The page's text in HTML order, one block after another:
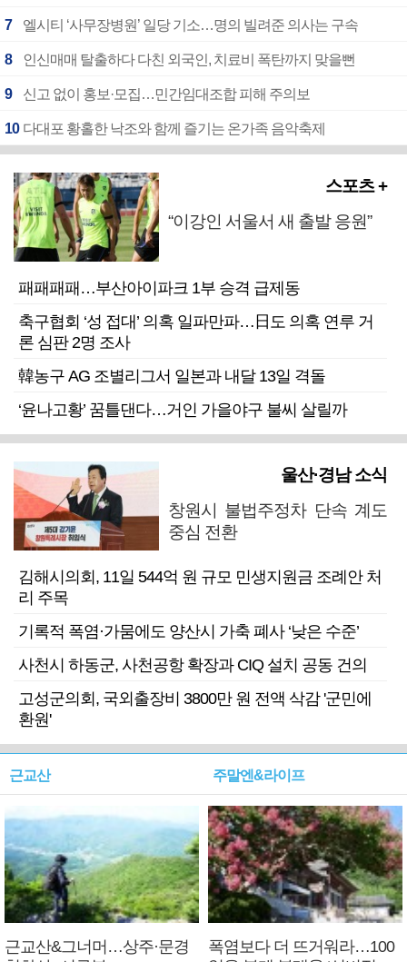
7 엘시티 ‘사무장병원’ 일당 기소…명의 빌려준 의사는 구속
8 인신매매 탈출하다 다친 외국인, 치료비 폭탄까지 맞을뻔
9 신고 없이 홍보·모집…민간임대조합 피해 주의보
10 다대포 황홀한 낙조와 함께 즐기는 온가족 음악축제
스포츠 +
“이강인 서울서 새 출발 응원”
패패패패…부산아이파크 1부 승격 급제동
축구협회 ‘성 접대’ 의혹 일파만파…日도 의혹 연루 거
론 심판 2명 조사
韓농구 AG 조별리그서 일본과 내달 13일 격돌
‘윤나고황’ 꿈틀댄다…거인 가을야구 불씨 살릴까
울산·경남 소식
창원시 불법주정차 단속 계도
중심 전환
김해시의회, 11일 544억 원 규모 민생지원금 조례안 처
리 주목
기록적 폭염·가뭄에도 양산시 가축 폐사 ‘낮은 수준’
사천시 하동군, 사천공항 확장과 CIQ 설치 공동 건의
고성군의회, 국외출장비 3800만 원 전액 삭감 '군민에
환원'
근교산
근교산&그너머…상주·문경
주말엔&라이프
폭염보다 더 뜨거워라…100